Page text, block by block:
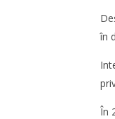
în
În